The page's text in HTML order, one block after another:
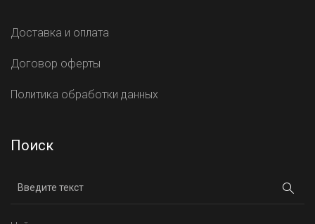
Доставка и оплата
Договор оферты
Политика обработки данных
Поиск